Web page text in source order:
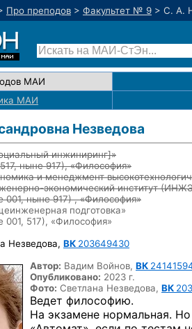
Про преподов > Факультет № 9 > С. А.
МАИ
МАИ
Незведова
инжиниринг]»
ныне 917), «Философия»
и менеджмент
экономический институт
001, ныне 917), «Философия»
подготовка»
001, 517), «Философия»
Незведова, ВК 203649430
Автор: Вадим Войнов, ВК
Опубликовано: 2023 г.
Фото: Светлана Незведова, ВК
Ведет философию.
На экзамене нормальная.